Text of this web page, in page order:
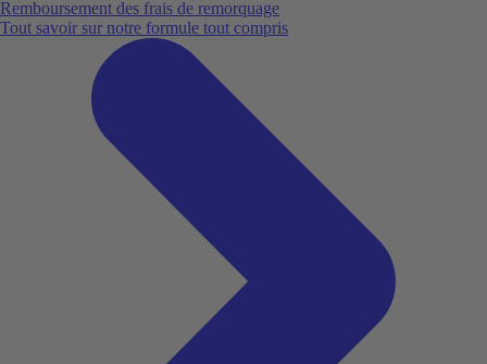
Remboursement des frais de remorquage
Tout savoir sur notre formule tout compris